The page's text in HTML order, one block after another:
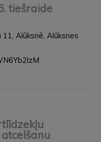
tiešraide
Alūksnē, Alūksnes